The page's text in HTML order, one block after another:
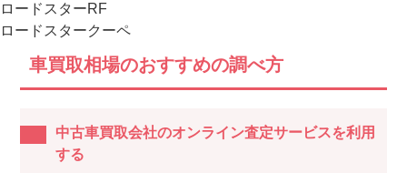
ロードスターRF
ロードスタークーペ
車買取相場のおすすめの調べ方
中古車買取会社のオンライン査定サービスを利用
する